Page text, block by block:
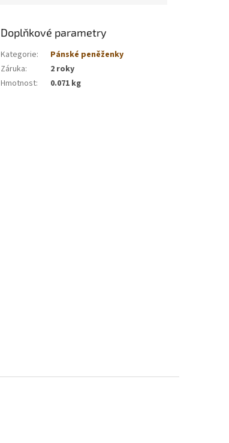
Doplňkové parametry
Kategorie:
Pánské peněženky
Záruka:
2 roky
Hmotnost: 0.071 kg